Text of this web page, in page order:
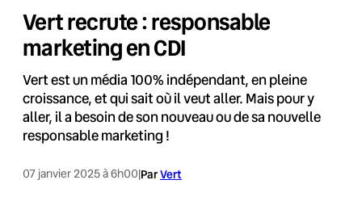
Vert recrute : responsable
marketing en CDI
Vert est un média 100% indépendant, en pleine
croissance, et qui sait où il veut aller. Mais pour y
aller, il a besoin de son nouveau ou de sa nouvelle
responsable marketing !
07 janvier 2025 à 6h00|ParVert